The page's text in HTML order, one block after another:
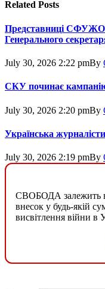
Related Posts
Представниці СФУЖО
Генерального
July 30, 2026 2:22 pmBy
СКУ починає
July 30, 2026 2:20 pmBy
Українська
July 30, 2026 2:19 pmBy
СВОБОДА залежить
внесок у будь-якій
висвітлення війни в